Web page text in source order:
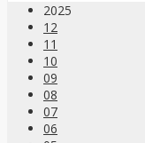
2025
12
11
10
09
08
07
06